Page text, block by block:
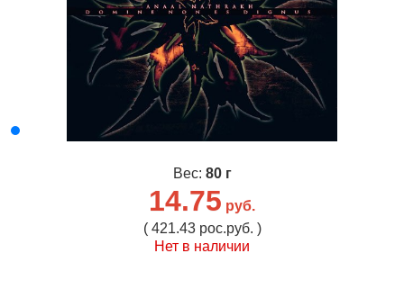
Вес: 80 г
14.75 руб.
( 421.43 рос.руб. )
Нет в наличии